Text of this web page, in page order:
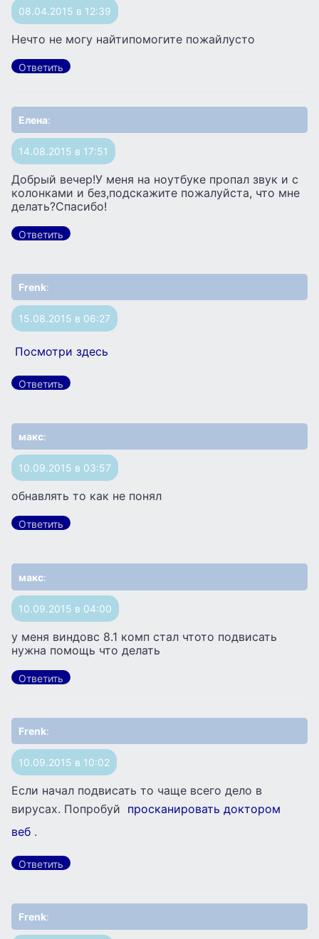
08.04.2015 в 12:39
Нечто не могу найтипомогите пожайлусто
Ответить
Елена:
14.08.2015 в 17:51
Добрый вечер!У меня на ноутбуке пропал звук и с
колонками и без,подскажите пожалуйста, что мне
делать?Спасибо!
Ответить
Frenk:
15.08.2015 в 06:27
Посмотри здесь
Ответить
макс:
10.09.2015 в 03:57
обнавлять то как не понял
Ответить
макс:
10.09.2015 в 04:00
у меня виндовс 8.1 комп стал чтото подвисать
нужна помощь что делать
Ответить
Frenk:
10.09.2015 в 10:02
Если начал подвисать то чаще всего дело в
вирусах. Попробуй просканировать доктором
веб .
Ответить
Frenk: